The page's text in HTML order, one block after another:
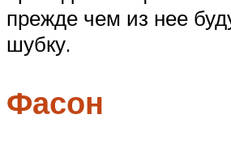
прежде чем из нее
шубку.
Фасон